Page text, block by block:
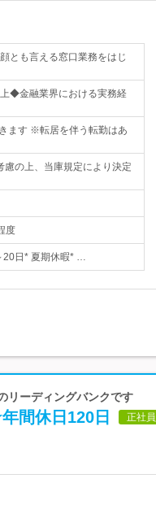
とも言える窓口業務をはじ
◆金融業界における実務経
ます ※転居を伴う転勤はあ
の上、当庫規定により決定
度
20日* 夏期休暇* …
リーディングバンクです
間休日120日 正社員